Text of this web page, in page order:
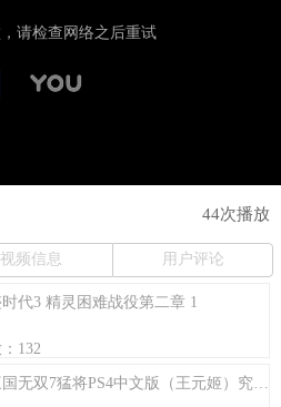
44次播放
视频信息
用户评论
代3 精灵困难战役第二章 1
132
真三国无双7猛将PS4中文版（王元姬）究极DLC飞毛腿追捕战S全战功